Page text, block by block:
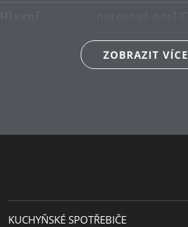
lze mýt v myčce
ZOBRAZIT VÍCE
KUCHYŇSKÉ SPOTŘEBIČE